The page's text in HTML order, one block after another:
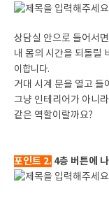
상담실 안으로 들어서
내 몸의 시간을 되돌릴
이합니다.
거대 시계 문을 열고 들
그냥 인테리어가 아니
같은 역할이랄까요?
포인트 2. 4층 버튼에